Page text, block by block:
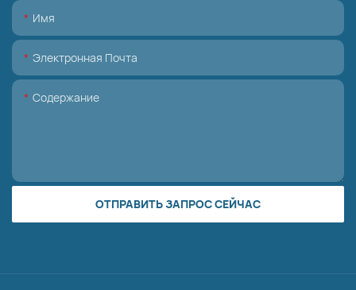
Имя
Электронная Почта
Содержание
ОТПРАВИТЬ ЗАПРОС СЕЙЧАС